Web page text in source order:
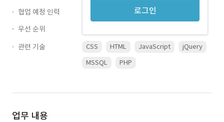
로그인
협업 예정 인력
우선 순위
관련 기술
CSS HTML JavaScript
jQuery
MSSQL
PHP
업무 내용